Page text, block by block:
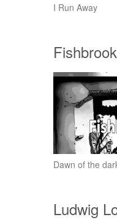
I Run Away
Fishbrook
Dawn of the
Ludwig